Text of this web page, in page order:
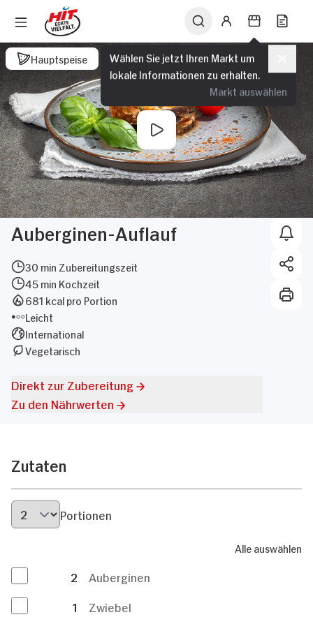
Wählen Sie jetzt Ihren Markt um
lokale Informationen zu erhalten.
Markt auswählen
Hauptspeise
Auberginen-Auflauf
30 min Zubereitungszeit
45 min Kochzeit
681 kcal pro Portion
Leicht
International
Vegetarisch
Direkt zur Zubereitung
Zu den Nährwerten
Zutaten
Portionen
Alle auswählen
2
Auberginen
1
Zwiebel